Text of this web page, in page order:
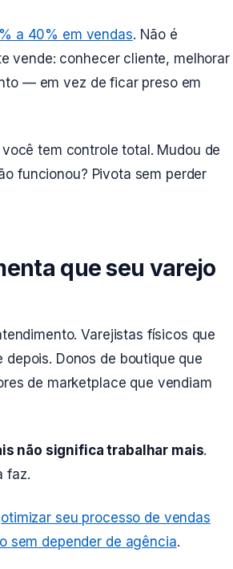
a 40% em vendas. Não é
vende: conhecer cliente, melhorar
— em vez de ficar preso em
tem controle total. Mudou de
funcionou? Pivota sem perder
que seu varejo
Varejistas físicos que
Donos de boutique que
de marketplace que vendiam
não significa trabalhar mais.
faz.
otimizar seu processo de vendas
sem depender de agência.